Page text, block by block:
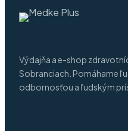
Výdajňa a e-shop
Sobranciach. Pomáhame
odbornosťou a ľudským